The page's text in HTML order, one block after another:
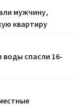
мужчину,
квартиру
воды спасли 16-